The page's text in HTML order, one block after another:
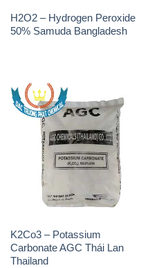
H2O2 – Hydrogen Peroxide
50% Samuda Bangladesh
K2Co3 – Potassium
Carbonate AGC Thái Lan
Thailand